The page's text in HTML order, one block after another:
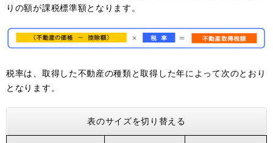
りの額が課税標準額となります。
税率は、取得した不動産の種類と取得した年によって次のとおり
となります。
表のサイズを切り替える